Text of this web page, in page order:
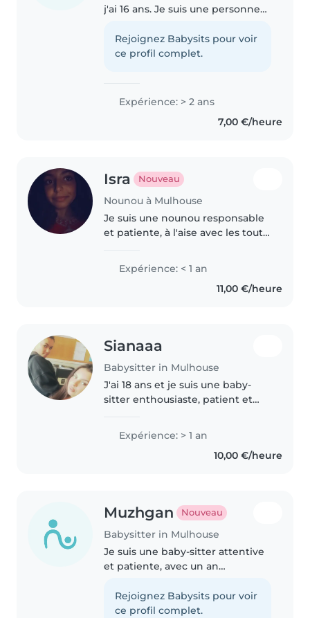
j'ai 16 ans. Je suis une personne
attentionnée. J'aime m'occuper
des enfants, jouer avec eux, faire
Rejoignez Babysits pour voir
ce profil complet.
Expérience: > 2 ans
7,00 €/heure
Isra Nouveau
Nounou à Mulhouse
Je suis une nounou responsable
et patiente, à l'aise avec les tout-
créatives comme le dessin et les
travaux manuels, ainsi que de
Expérience: < 1 an
11,00 €/heure
Sianaaa
Babysitter in Mulhouse
J'ai 18 ans et je suis une baby-
sitter enthousiaste, patient et
m'occuper d'enfants de tous
âges, des bébés aux enfants
d'âge scolaire. Je suis titulaire..
Expérience: > 1 an
10,00 €/heure
Muzhgan Nouveau
Babysitter in Mulhouse
Je suis une baby-sitter attentive
et patiente, avec un an
d'âge préscolaire et scolaire.
Polyglotte (français, anglais,
Rejoignez Babysits pour voir
ce profil complet.